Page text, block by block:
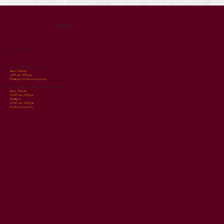
VERCELLI
Ubicaciones y horarios
Lunes - Sábado
9:00 a.m. - 7:00 p.m.
Domingos y festivos cita previa.
Chía: Centro Comercial Centro Chía Local 1250
Lunes - Sábado
11:00 a.m. - 7:00 p.m.
Domingos
11:00 a.m. - 3:00 p.m.
Festivos cita previa.